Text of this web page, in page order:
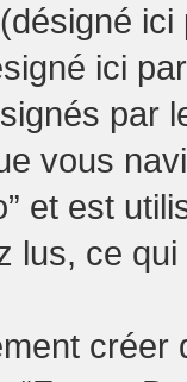
ici
ici
par
vous
et est
lus, ce